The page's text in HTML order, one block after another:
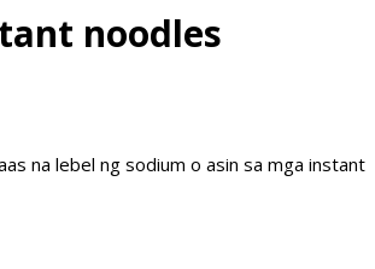
noodles
na lebel ng sodium o asin sa mga instant